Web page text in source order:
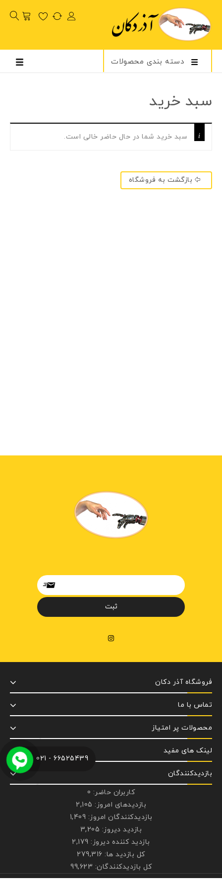
دسته بندی محصولات
سبد خرید
سبد خرید شما در حال حاضر خالی است.
بازگشت به فروشگاه
فروشگاه آذر دکان
تماس با ما
محصولات پر امتیاز
لینک های مفید
بازدیدکنندگان
کاربران حاضر: 0
بازدیدهای امروز: 2,105
بازدیدکنندگان امروز: 1,409
بازدید دیروز: 3,205
بازدید کننده دیروز: 2,179
کل بازدید ها: 279,316
کل بازدیدکنند‌گان: 99,623
66525439 - 021